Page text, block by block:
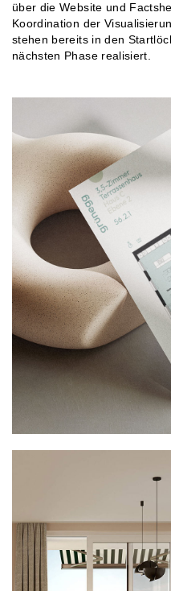
über die Website und
Koordination der
stehen bereits in den
nächsten Phase realisiert.